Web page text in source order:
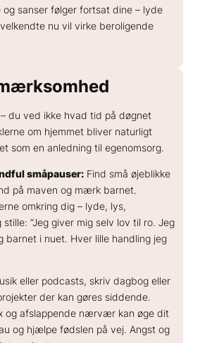
sanser følger fortsat dine – lyde
nu vil virke beroligende
du ved ikke hvad tid på døgnet
om hjemmet bliver naturligt
som en anledning til egenomsorg.
småpauser: Find små øjeblikke
på maven og mærk barnet.
omkring dig – lyde, lys,
stille: “Jeg giver mig selv lov til ro. Jeg
barnet i nuet. Hver lille handling jeg
eller podcasts, skriv dagbog eller
der kan gøres siddende.
og afslappende nærvær kan øge dit
og hjælpe fødslen på vej. Angst og